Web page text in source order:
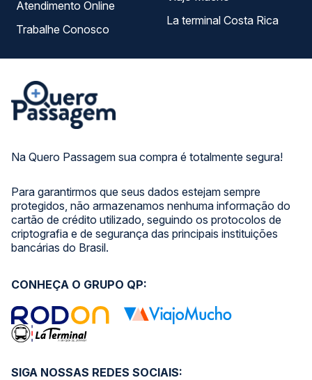
Na Quero Passagem sua compra é totalmente segura!
Para garantirmos que seus dados estejam sempre
protegidos, não armazenamos nenhuma informação do
cartão de crédito utilizado, seguindo os protocolos de
criptografia e de segurança das principais instituições
bancárias do Brasil.
Atendimento Online
Trabalhe Conosco
La terminal Costa Rica
SIGA NOSSAS REDES SOCIAIS:
CONHEÇA O GRUPO QP: